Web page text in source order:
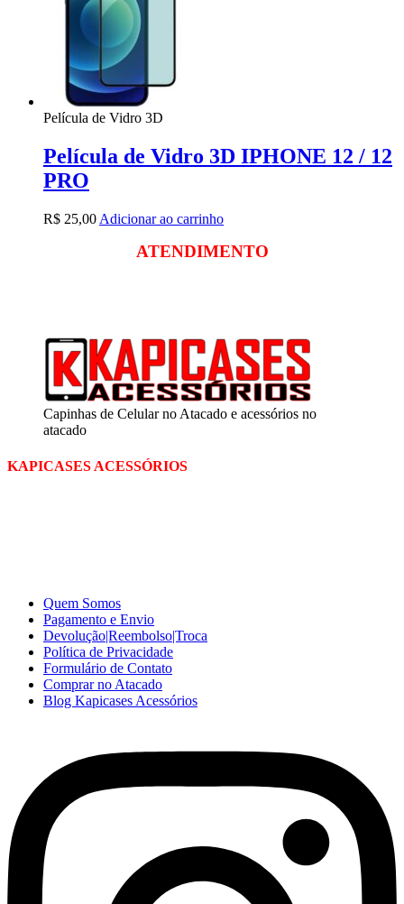
Película de Vidro 3D
Película de Vidro 3D IPHONE 12 / 12
PRO
R$ 25,00 Adicionar ao carrinho
ATENDIMENTO
Capinhas de Celular no Atacado e acessórios no
atacado
KAPICASES ACESSÓRIOS
Quem Somos
Pagamento e Envio
Devolução|Reembolso|Troca
Política de Privacidade
Formulário de Contato
Comprar no Atacado
Blog Kapicases Acessórios